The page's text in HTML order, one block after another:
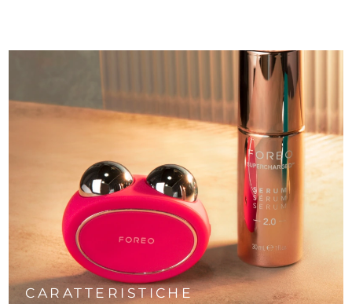
CARATTERISTICHE